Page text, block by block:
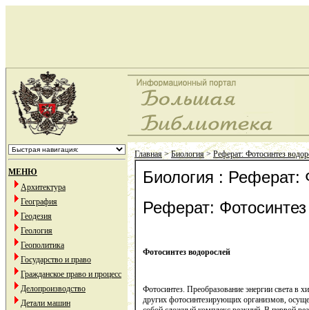
МЕНЮ
Архитектура
География
Геодезия
Геология
Геополитика
Государство и право
Гражданское право и процесс
Делопроизводство
Детали машин
Главная>Биология>Реферат: Фотосинтез
Биология : Реферат:
Реферат:
Фотосинтез водорослей
Фотосинтез. Преобразование энергии света в
других фотосинтезирующих организмов,